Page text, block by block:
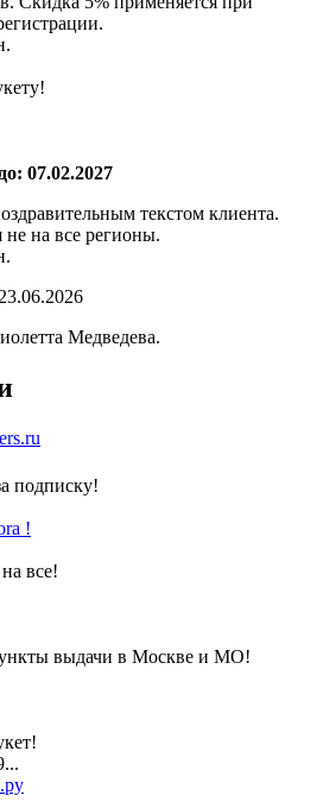
07.02.2027
текстом клиента.
не на все регионы.
Медведева.
подписку!
!
все!
выдачи в Москве и МО!